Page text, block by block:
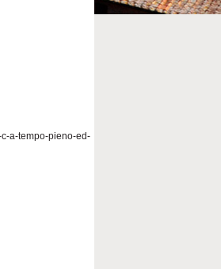
a-tempo-pieno-ed-